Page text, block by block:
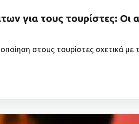
για τους τουρίστες: Οι
στους τουρίστες σχετικά με